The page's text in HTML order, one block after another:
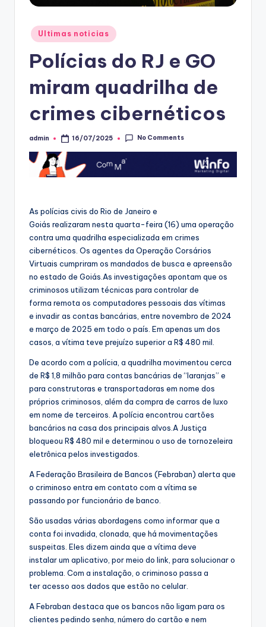
Posted
in
Ultimas noticias
Polícias do RJ e GO
miram quadrilha de
crimes cibernéticos
Posted
admin 16/07/2025 No Comments
As polícias civis do Rio de Janeiro e
Goiás realizaram nesta quarta-feira (16) uma operação
contra uma quadrilha especializada em crimes
cibernéticos. Os agentes da Operação Corsários
Virtuais cumpriram os mandados de busca e apreensão
no estado de Goiás.As investigações apontam que os
criminosos utilizam técnicas para controlar de
forma remota os computadores pessoais das vítimas
e invadir as contas bancárias, entre novembro de 2024
e março de 2025 em todo o país. Em apenas um dos
casos, a vítima teve prejuízo superior a R$ 480 mil.
De acordo com a polícia, a quadrilha movimentou cerca
de R$ 1,8 milhão para contas bancárias de “laranjas” e
para construtoras e transportadoras em nome dos
próprios criminosos, além da compra de carros de luxo
em nome de terceiros. A polícia encontrou cartões
bancários na casa dos principais alvos.A Justiça
bloqueou R$ 480 mil e determinou o uso de tornozeleira
eletrônica pelos investigados.
A Federação Brasileira de Bancos (Febraban) alerta que
o criminoso entra em contato com a vítima se
passando por funcionário de banco.
São usadas várias abordagens como informar que a
conta foi invadida, clonada, que há movimentações
suspeitas. Eles dizem ainda que a vítima deve
instalar um aplicativo, por meio do link, para solucionar o
problema. Com a instalação, o criminoso passa a
ter acesso aos dados que estão no celular.
A Febraban destaca que os bancos não ligam para os
clientes pedindo senha, número do cartão e nem